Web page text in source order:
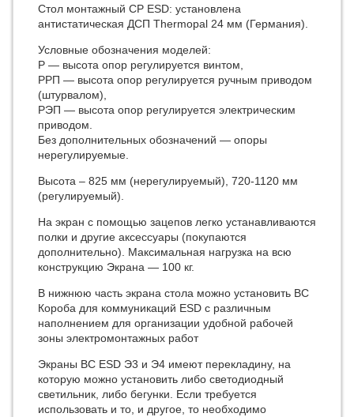
Стол монтажный СР ESD: установлена
антистатическая ДСП Thermopal 24 мм (Германия).
Условные обозначения моделей:
Р — высота опор регулируется винтом,
РРП — высота опор регулируется ручным приводом
(штурвалом),
РЭП — высота опор регулируется электрическим
приводом.
Без дополнительных обозначений — опоры
нерегулируемые.
Высота – 825 мм (нерегулируемый), 720-1120 мм
(регулируемый).
На экран с помощью зацепов легко устанавливаются
полки и другие аксессуары (покупаются
дополнительно). Максимальная нагрузка на всю
конструкцию Экрана — 100 кг.
В нижнюю часть экрана стола можно установить ВС
Короба для коммуникаций ESD с различным
наполнением для организации удобной рабочей
зоны электромонтажных работ
Экраны ВС ESD Э3 и Э4 имеют перекладину, на
которую можно установить либо светодиодный
светильник, либо бегунки. Если требуется
использовать и то, и другое, то необходимо